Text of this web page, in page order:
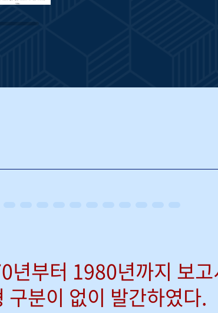
년부터 1980년까지 보
구분이 없이 발간하였다.